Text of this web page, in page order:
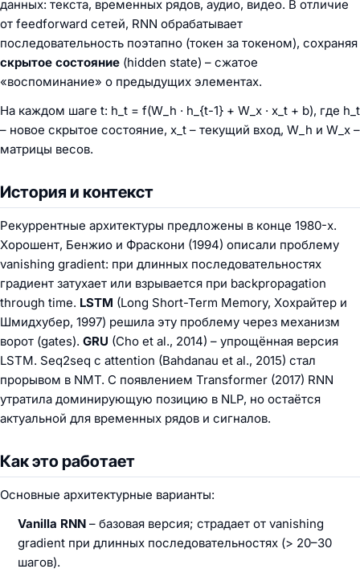
данных: текста, временных рядов, аудио, видео. В отличие
от feedforward сетей, RNN обрабатывает
последовательность поэтапно (токен за токеном), сохраняя
скрытое состояние (hidden state) – сжатое
«воспоминание» о предыдущих элементах.
На каждом шаге t: h_t = f(W_h · h_{t-1} + W_x · x_t + b), где h_t
– новое скрытое состояние, x_t – текущий вход, W_h и W_x –
матрицы весов.
История и контекст
Рекуррентные архитектуры предложены в конце 1980-х.
Хорошент, Бенжио и Фраскони (1994) описали проблему
vanishing gradient: при длинных последовательностях
градиент затухает или взрывается при backpropagation
through time. LSTM (Long Short-Term Memory, Хохрайтер и
Шмидхубер, 1997) решила эту проблему через механизм
ворот (gates). GRU (Cho et al., 2014) – упрощённая версия
LSTM. Seq2seq с attention (Bahdanau et al., 2015) стал
прорывом в NMT. С появлением Transformer (2017) RNN
утратила доминирующую позицию в NLP, но остаётся
актуальной для временных рядов и сигналов.
Как это работает
Основные архитектурные варианты:
Vanilla RNN – базовая версия; страдает от vanishing
gradient при длинных последовательностях (> 20–30
шагов).